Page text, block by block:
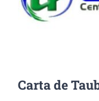
Carta de